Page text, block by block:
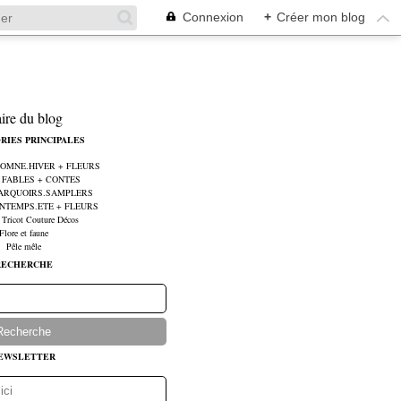
Connexion + Créer mon blog
du blog
PRINCIPALES
+ FLEURS
+ CONTES
+ FLEURS
Couture Décos
Flore et faune
Pêle mêle